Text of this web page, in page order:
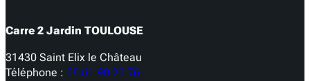
Carre 2 Jardin TOULOUSE
31430 Saint Elix le Château
Téléphone : 05 61 90 20 76